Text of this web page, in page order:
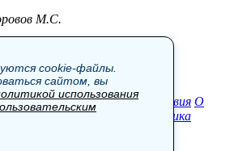
М.С.
reb.msk@yandex.ru
Контакты В мире Происшествия О
Пресс-релизы
Политика
cookie-файлы.
сайтом, вы
использования